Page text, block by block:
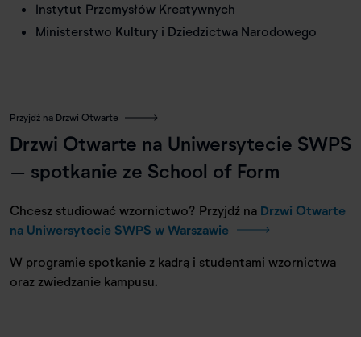
Instytut Przemysłów Kreatywnych
Ministerstwo Kultury i Dziedzictwa Narodowego
Przyjdź na Drzwi Otwarte
Drzwi Otwarte na Uniwersytecie SWPS
– spotkanie ze School of Form
Chcesz studiować wzornictwo? Przyjdź na Drzwi Otwarte
na Uniwersytecie SWPS w Warszawie
W programie spotkanie z kadrą i studentami wzornictwa
oraz zwiedzanie kampusu.